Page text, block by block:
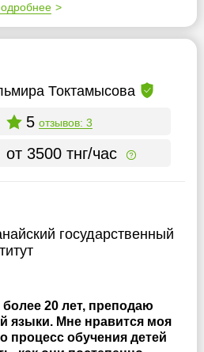
Токтамысова
5 отзывов: 3
от 3500 тнг/час
государственный
20 лет, преподаю
языки. Мне нравится моя
процесс обучения детей